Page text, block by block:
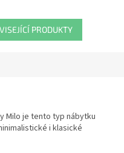
PRODUKTY
Milo je tento typ nábytku
i klasické